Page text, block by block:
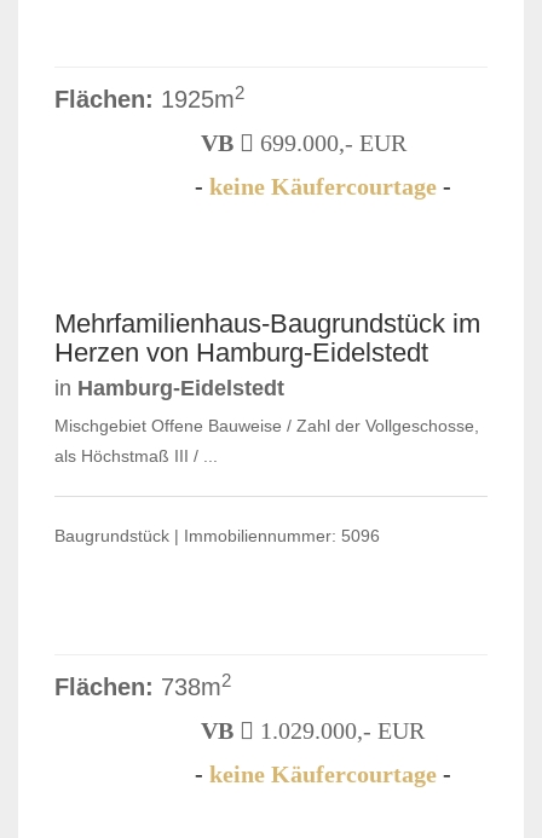
Flächen: 1925m2
VB
699.000,- EUR
- keine Käufercourtage -
Mehrfamilienhaus-Baugrundstück im
Herzen von Hamburg-Eidelstedt
in Hamburg-Eidelstedt
Mischgebiet Offene Bauweise / Zahl der Vollgeschosse,
als Höchstmaß III / ...
Baugrundstück | Immobiliennummer: 5096
Flächen: 738m2
VB
1.029.000,- EUR
- keine Käufercourtage -